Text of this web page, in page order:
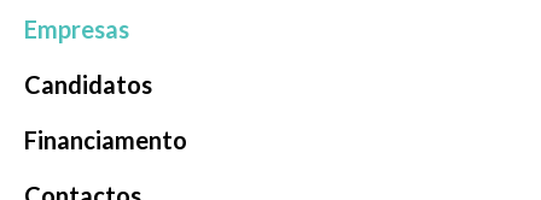
Empresas
Candidatos
Financiamento